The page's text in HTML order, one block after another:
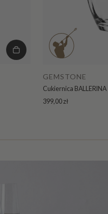
GEMSTONE
Cukiernica BALLERINA
399,00 zł